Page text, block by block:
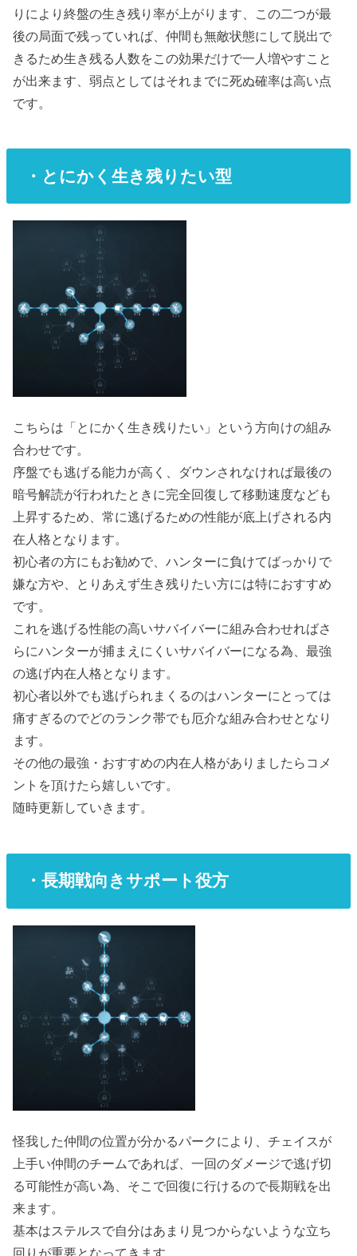
りにより終盤の生き残り率が上がります、この二つが最
後の局面で残っていれば、仲間も無敵状態にして脱出で
きるため生き残る人数をこの効果だけで一人増やすこと
が出来ます、弱点としてはそれまでに死ぬ確率は高い点
です。
・とにかく生き残りたい型
こちらは「とにかく生き残りたい」という方向けの組み
合わせです。
序盤でも逃げる能力が高く、ダウンされなければ最後の
暗号解読が行われたときに完全回復して移動速度なども
上昇するため、常に逃げるための性能が底上げされる内
在人格となります。
初心者の方にもお勧めで、ハンターに負けてばっかりで
嫌な方や、とりあえず生き残りたい方には特におすすめ
です。
これを逃げる性能の高いサバイバーに組み合わせればさ
らにハンターが捕まえにくいサバイバーになる為、最強
の逃げ内在人格となります。
初心者以外でも逃げられまくるのはハンターにとっては
痛すぎるのでどのランク帯でも厄介な組み合わせとなり
ます。
その他の最強・おすすめの内在人格がありましたらコメ
ントを頂けたら嬉しいです。
随時更新していきます。
・長期戦向きサポート役方
怪我した仲間の位置が分かるパークにより、チェイスが
上手い仲間のチームであれば、一回のダメージで逃げ切
る可能性が高い為、そこで回復に行けるので長期戦を出
来ます。
基本はステルスで自分はあまり見つからないような立ち
回りが重要となってきます。